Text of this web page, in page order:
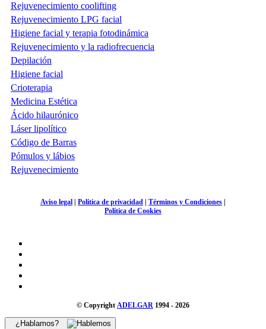
Rejuvenecimiento coolifting
Rejuvenecimiento LPG facial
Higiene facial y terapia fotodinámica
Rejuvenecimiento y la radiofrecuencia
Depilación
Higiene facial
Crioterapia
Medicina Estética
Ácido hilaurónico
Láser lipolítico
Código de Barras
Pómulos y lábios
Rejuvenecimiento
Aviso legal Política de privacidad Términos y Condiciones
Política de Cookies
© Copyright ADELGAR 1994 - 2026
¿Hablamos?